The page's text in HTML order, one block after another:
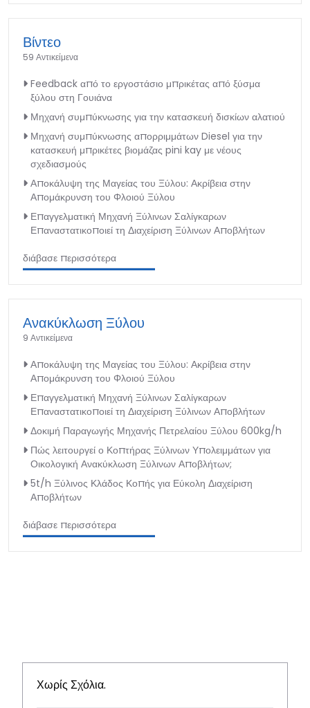
Βίντεο
59 Αντικείμενα
Feedback από το εργοστάσιο μπρικέτας από ξύσμα
ξύλου στη Γουιάνα
Μηχανή συμπύκνωσης για την κατασκευή δισκίων αλατιού
Μηχανή συμπύκνωσης απορριμμάτων Diesel για την
κατασκευή μπρικέτες βιομάζας pini kay με νέους
σχεδιασμούς
Αποκάλυψη της Μαγείας του Ξύλου: Ακρίβεια στην
Απομάκρυνση του Φλοιού Ξύλου
Επαγγελματική Μηχανή Ξύλινων Σαλίγκαρων
Επαναστατικοποιεί τη Διαχείριση Ξύλινων Αποβλήτων
διάβασε περισσότερα
Ανακύκλωση Ξύλου
9 Αντικείμενα
Αποκάλυψη της Μαγείας του Ξύλου: Ακρίβεια στην
Απομάκρυνση του Φλοιού Ξύλου
Επαγγελματική Μηχανή Ξύλινων Σαλίγκαρων
Επαναστατικοποιεί τη Διαχείριση Ξύλινων Αποβλήτων
Δοκιμή Παραγωγής Μηχανής Πετρελαίου Ξύλου 600kg/h
Πώς λειτουργεί ο Κοπτήρας Ξύλινων Υπολειμμάτων για
Οικολογική Ανακύκλωση Ξύλινων Αποβλήτων;
5t/h Ξύλινος Κλάδος Κοπής για Εύκολη Διαχείριση
Αποβλήτων
διάβασε περισσότερα
Χωρίς Σχόλια.